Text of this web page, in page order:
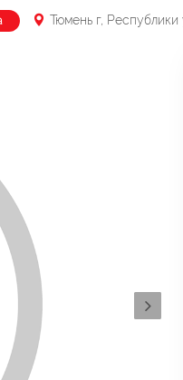
Тюмень г, Республики